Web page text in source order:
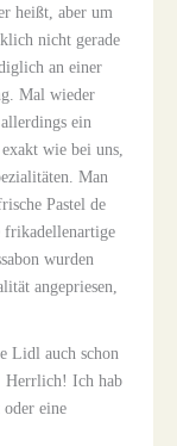
heißt, aber um
nicht gerade
an einer
Mal wieder
ein
wie bei uns,
Man
Pastel de
frikadellenartige
wurden
angepriesen,
Lidl auch schon
Herrlich! Ich hab
eine